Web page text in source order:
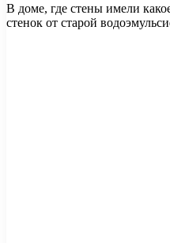
В доме, где стены имели
стенок от старой